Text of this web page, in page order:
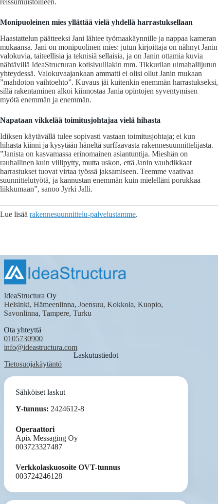
reissumuistoilleen.
Monipuoleinen mies yllättää vielä yhdellä harrastuksellaan
Haastattelun päätteeksi Jani lähtee työmaakäynnille ja nappaa kameran
mukaansa. Jani on monipuolinen mies: jutun kirjoittaja on nähnyt Janin
valokuvia, taiteellisia ja teknisiä sellaisia, ja on Janin ottamia kuvia
nähtävillä IdeaStructuran kotisivuillakin mm. Tikkurilan uimahallijutun
yhteydessä. Valokuvaajankaan ammatti ei olisi ollut Janin mukaan
”mahdoton vaihtoehto”. Kuvaus jäi kuitenkin enemmän harrastukseksi,
sillä rakentaminen alkoi kiinnostaa Jania opintojen syventymisen
myötä enemmän ja enemmän.
Napataan vikkelää toimitusjohtajaa vielä hihasta
Idiksen käytävällä tulee sopivasti vastaan toimitusjohtaja; ei kun
hihasta kiinni ja kysytään häneltä surffaavasta rakennesuunnittelijasta.
”Janista on kasvamassa erinomainen asiantuntija. Mieshän on
rauhallinen kuin viilipytty, mutta uskon, että Janin vauhdikkaat
harrastukset tuovat virtaa työssä jaksamiseen. Teemme vaativaa
suunnittelutyötä, ja kannustan enemmän kuin mielelläni porukkaa
liikkumaan”, sanoo Jyrki Jalli.
Lue lisää rakennesuunnittelu-palvelustamme.
IdeaStructura Oy
Helsinki, Hämeenlinna, Joensuu, Kokkola, Kuopio,
Savonlinna, Tampere, Turku
Ota yhteyttä
0105730900
info@ideastructura.com
Tietosuojakäytäntö
Laskutustiedot
Sähköiset laskut
Y-tunnus: 2424612-8
Operaattori
Apix Messaging Oy
003723327487
Verkkolaskuosoite OVT-tunnus
003724246128